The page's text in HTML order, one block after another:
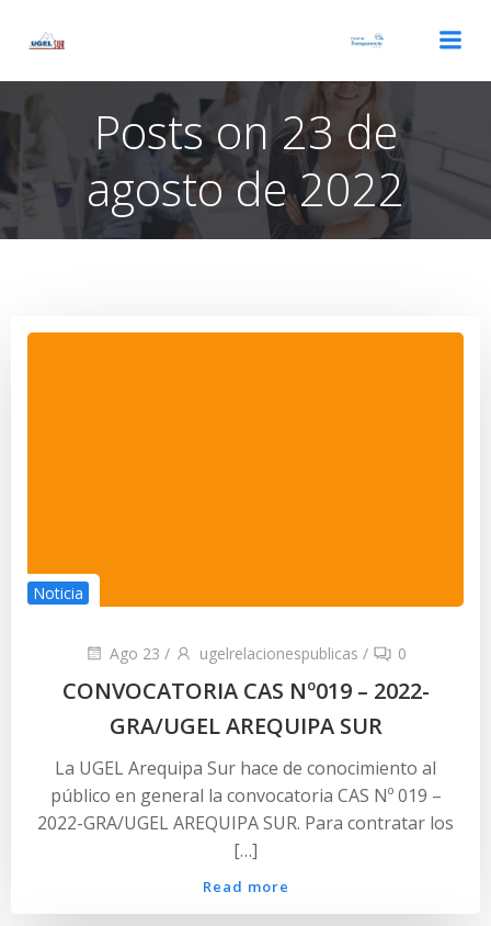
Posts on 23 de
agosto de 2022
Noticia
Ago 23 / ugelrelacionespublicas / 0
CONVOCATORIA CAS Nº019 – 2022-
GRA/UGEL AREQUIPA SUR
La UGEL Arequipa Sur hace de conocimiento al
público en general la convocatoria CAS Nº 019 –
2022-GRA/UGEL AREQUIPA SUR. Para contratar los
[…]
Read more